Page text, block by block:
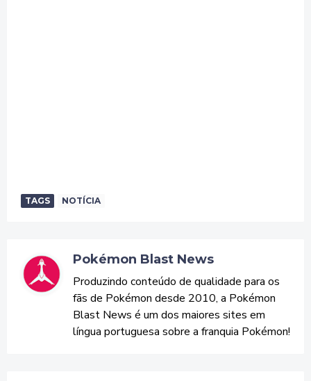
TAGS NOTÍCIA
Pokémon Blast News
Produzindo conteúdo de qualidade para os
fãs de Pokémon desde 2010, a Pokémon
Blast News é um dos maiores sites em
língua portuguesa sobre a franquia Pokémon!